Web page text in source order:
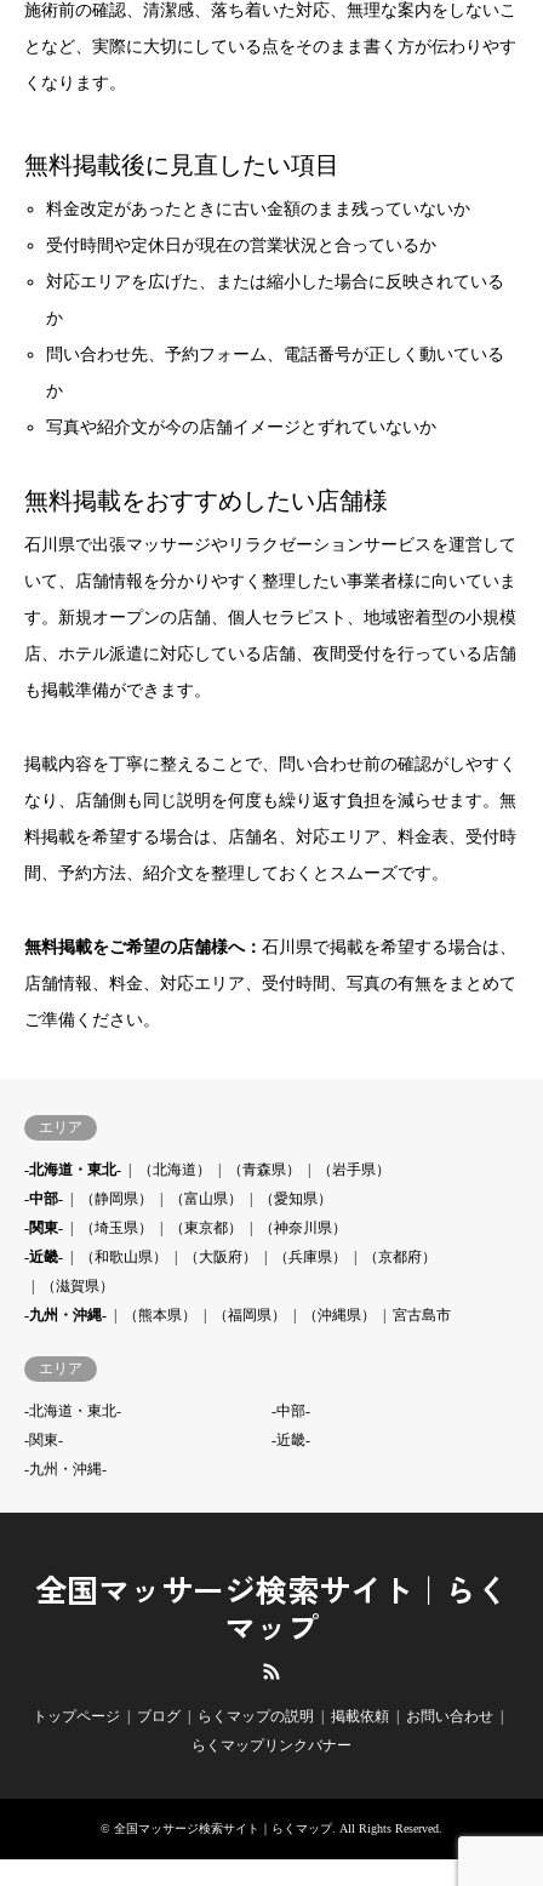
施術前の確認、清潔感、落ち着いた対応、無理な案内をしないこ
となど、実際に大切にしている点をそのまま書く方が伝わりやす
くなります。
無料掲載後に見直したい項目
料金改定があったときに古い金額のまま残っていないか
受付時間や定休日が現在の営業状況と合っているか
対応エリアを広げた、または縮小した場合に反映されている
か
問い合わせ先、予約フォーム、電話番号が正しく動いている
か
写真や紹介文が今の店舗イメージとずれていないか
無料掲載をおすすめしたい店舗様
石川県で出張マッサージやリラクゼーションサービスを運営して
いて、店舗情報を分かりやすく整理したい事業者様に向いていま
す。新規オープンの店舗、個人セラピスト、地域密着型の小規模
店、ホテル派遣に対応している店舗、夜間受付を行っている店舗
も掲載準備ができます。
掲載内容を丁寧に整えることで、問い合わせ前の確認がしやすく
なり、店舗側も同じ説明を何度も繰り返す負担を減らせます。無
料掲載を希望する場合は、店舗名、対応エリア、料金表、受付時
間、予約方法、紹介文を整理しておくとスムーズです。
無料掲載をご希望の店舗様へ： 石川県で掲載を希望する場合は、
店舗情報、料金、対応エリア、受付時間、写真の有無をまとめて
ご準備ください。
エリア
-北海道・東北- （北海道） （青森県）
（岩手県）
-中部-
（静岡県） （富山県）
（愛知県）
-関東-
（埼玉県） （東京都）
（神奈川県）
-近畿-
（和歌山県） （大阪府） （兵庫県）
（京都府）
（滋賀県）
-九州・沖縄-
（熊本県） （福岡県） （沖縄県） 宮古島市
エリア
-北海道・東北-
-中部-
-関東-
-近畿-
-九州・沖縄-
全国マッサージ検索サイト｜らく
マップ
トップページ ブログ らくマップの説明 掲載依頼
お問い合わせ
らくマップリンクバナー
© 全国マッサージ検索サイト｜らくマップ. All Rights Reserved.